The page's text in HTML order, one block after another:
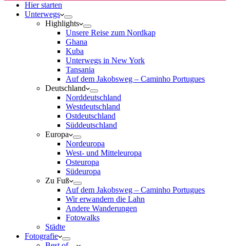
Hier starten
Unterwegs
Highlights
Unsere Reise zum Nordkap
Ghana
Kuba
Unterwegs in New York
Tansania
Auf dem Jakobsweg – Caminho Portugues
Deutschland
Norddeutschland
Westdeutschland
Ostdeutschland
Süddeutschland
Europa
Nordeuropa
West- und Mitteleuropa
Osteuropa
Südeuropa
Zu Fuß
Auf dem Jakobsweg – Caminho Portugues
Wir erwandern die Lahn
Andere Wanderungen
Fotowalks
Städte
Fotografie